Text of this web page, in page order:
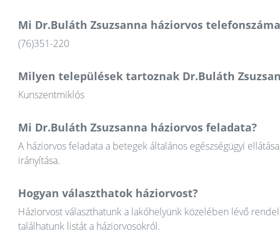
Mi Dr.Buláth Zsuzsanna háziorvos
(76)351-220
Milyen települések tartoznak Dr.Buláth
Kunszentmiklós
Mi Dr.Buláth Zsuzsanna háziorvos feladata?
A háziorvos feladata a betegek általános egészségügyi
irányítása.
Hogyan választhatok háziorvost?
Háziorvost választhatunk a lakóhelyünk közelében lévő
találhatunk listát a háziorvosokról.